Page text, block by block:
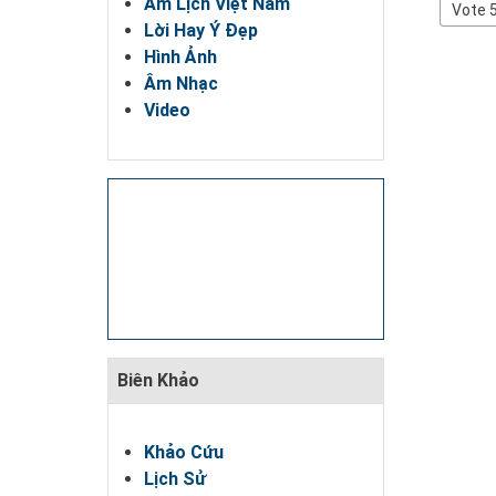
Âm Lịch Việt Nam
Lời Hay Ý Đẹp
Hình Ảnh
Âm Nhạc
Video
Biên Khảo
Khảo Cứu
Lịch Sử
Rating:
Please
Rate